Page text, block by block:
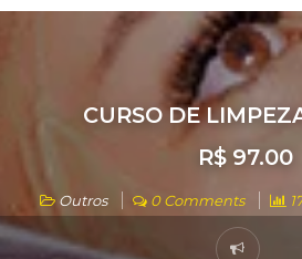
CURSO DE
R$ 97.00
Outros 0 Comments